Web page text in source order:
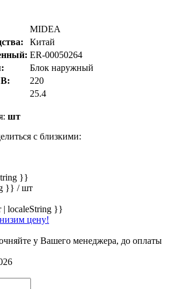
MIDEA
Китай
ER-00050264
Блок наружный
220
25.4
шт
с близкими:
}}
}} / шт
| localeString }}
цену!
у Вашего менеджера, до оплаты